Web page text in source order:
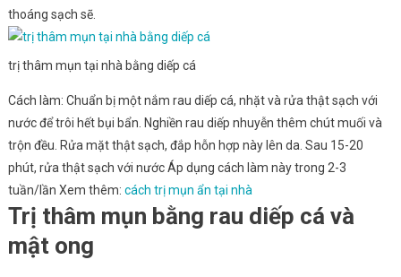
thoáng sạch sẽ.
trị thâm mụn tại nhà bằng diếp cá
Cách làm: Chuẩn bị một nắm rau diếp cá, nhặt và rửa thật sạch với
nước để trôi hết bụi bẩn. Nghiền rau diếp nhuyễn thêm chút muối và
trộn đều. Rửa mặt thật sạch, đắp hỗn hợp này lên da. Sau 15-20
phút, rửa thật sạch với nước Áp dụng cách làm này trong 2-3
tuần/lần Xem thêm: cách trị mụn ẩn tại nhà
Trị thâm mụn bằng rau diếp cá và
mật ong